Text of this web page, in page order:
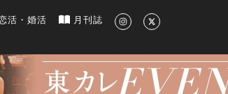
ルメ、洗練されたライフスタイル情報
活・婚活 月刊誌